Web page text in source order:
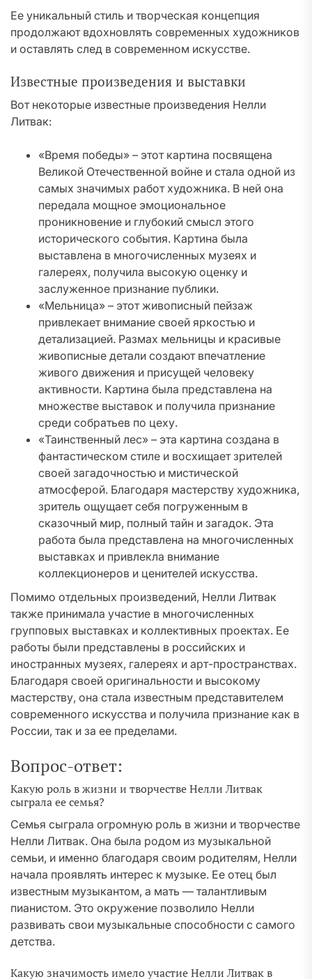
Ее уникальный стиль и творческая концепция
продолжают вдохновлять современных художников
и оставлять след в современном искусстве.
Известные произведения и выставки
Вот некоторые известные произведения Нелли
Литвак:
«Время победы» – этот картина посвящена
Великой Отечественной войне и стала одной из
самых значимых работ художника. В ней она
передала мощное эмоциональное
проникновение и глубокий смысл этого
исторического события. Картина была
выставлена в многочисленных музеях и
галереях, получила высокую оценку и
заслуженное признание публики.
«Мельница» – этот живописный пейзаж
привлекает внимание своей яркостью и
детализацией. Размах мельницы и красивые
живописные детали создают впечатление
живого движения и присущей человеку
активности. Картина была представлена на
множестве выставок и получила признание
среди собратьев по цеху.
«Таинственный лес» – эта картина создана в
фантастическом стиле и восхищает зрителей
своей загадочностью и мистической
атмосферой. Благодаря мастерству художника,
зритель ощущает себя погруженным в
сказочный мир, полный тайн и загадок. Эта
работа была представлена на многочисленных
выставках и привлекла внимание
коллекционеров и ценителей искусства.
Помимо отдельных произведений, Нелли Литвак
также принимала участие в многочисленных
групповых выставках и коллективных проектах. Ее
работы были представлены в российских и
иностранных музеях, галереях и арт-пространствах.
Благодаря своей оригинальности и высокому
мастерству, она стала известным представителем
современного искусства и получила признание как в
России, так и за ее пределами.
Вопрос-ответ:
Какую роль в жизни и творчестве Нелли Литвак
сыграла ее семья?
Семья сыграла огромную роль в жизни и творчестве
Нелли Литвак. Она была родом из музыкальной
семьи, и именно благодаря своим родителям, Нелли
начала проявлять интерес к музыке. Ее отец был
известным музыкантом, а мать — талантливым
пианистом. Это окружение позволило Нелли
развивать свои музыкальные способности с самого
детства.
Какую значимость имело участие Нелли Литвак в